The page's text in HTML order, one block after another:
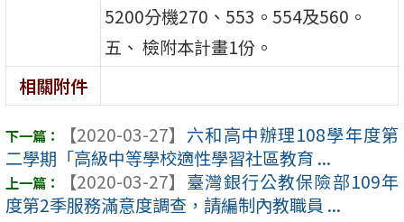
5200分機270、553。554及560。
五、 檢附本計畫1份。
相關附件
【2020-03-27】 六和高中辦理108學年度第
二學期「高級中等學校適性學習社區教育 ...
【2020-03-27】 臺灣銀行公教保險部109年
度第2季服務滿意度調查，請編制內教職員 ...